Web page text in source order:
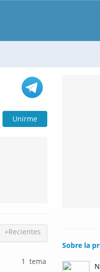
Unirme
+Recientes
1 tema
Sobre la